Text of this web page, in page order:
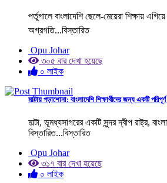
পর্তুগালে বাংলাদেশি ছেলে-মেয়েরা শিক্ষায়
অগ্রগতি...বিস্তারিত
Opu Johar
৩০৫ বার দেখা হয়েছে
০ লাইক
মাল্টায় পড়াশোনা: বাংলাদেশি শিক্ষার্থীদের জন্য একটি
মাল্টা, ভূমধ্যসাগরের একটি সুন্দর দ্বীপ রাষ্ট্র,
বিস্তারিত...বিস্তারিত
Opu Johar
৩১৭ বার দেখা হয়েছে
০ লাইক